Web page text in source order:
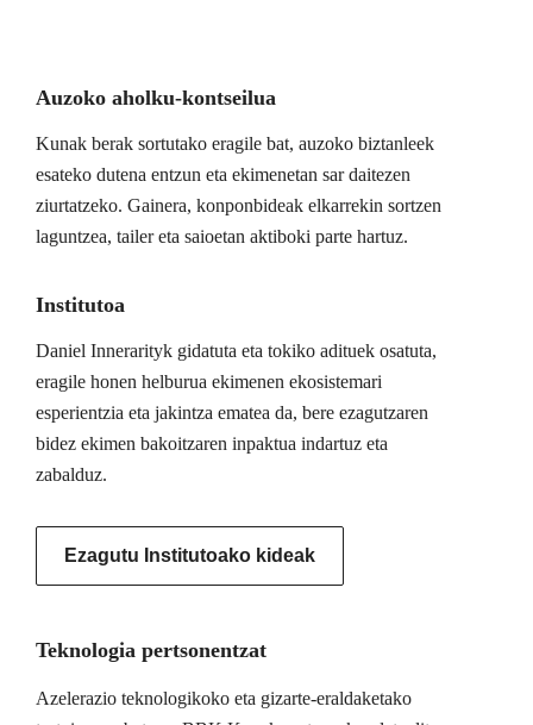
Auzoko aholku-kontseilua
Kunak berak sortutako eragile bat, auzoko biztanleek
esateko dutena entzun eta ekimenetan sar daitezen
ziurtatzeko. Gainera, konponbideak elkarrekin sortzen
laguntzea, tailer eta saioetan aktiboki parte hartuz.
Institutoa
Daniel Innerarityk gidatuta eta tokiko adituek osatuta,
eragile honen helburua ekimenen ekosistemari
esperientzia eta jakintza ematea da, bere ezagutzaren
bidez ekimen bakoitzaren inpaktua indartuz eta
zabalduz.
Ezagutu Institutoako kideak
Teknologia pertsonentzat
Azelerazio teknologikoko eta gizarte-eraldaketako